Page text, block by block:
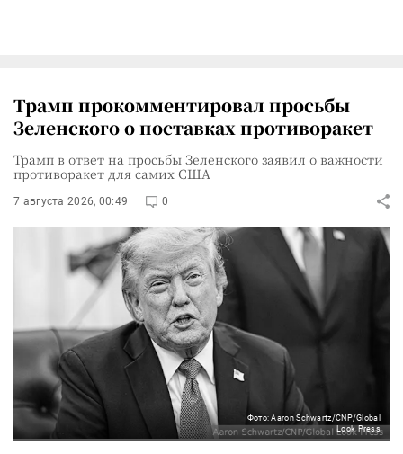
Трамп прокомментировал просьбы
Зеленского о поставках противоракет
Трамп в ответ на просьбы Зеленского заявил о важности
противоракет для самих США
7 августа 2026, 00:49 0
Фото: Aaron Schwartz/CNP/Global
Look Press